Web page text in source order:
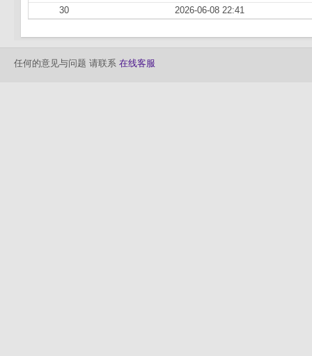
30
2026-06-08 22:41
任何的意见与问题 请联系 在线客服